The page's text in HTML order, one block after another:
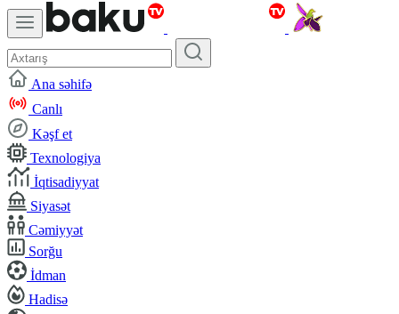
Ana səhifə
Canlı
Kəşf et
Texnologiya
İqtisadiyyat
Siyasət
Cəmiyyət
Sorğu
İdman
Hadisə